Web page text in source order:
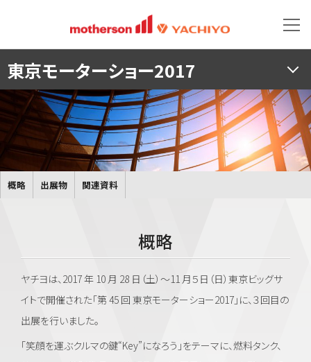
東京モーターショー2017
概略 出展物 関連資料
概略
ヤチヨは、2017 年 10 月 28 日（土）～11 月５日（日）東京ビッグサ
イトで開催された「第 45 回 東京モーターショー2017」に、３回目の
出展を行いました。
「笑顔を運ぶクルマの鍵“Key”になろう」をテーマに、燃料タンク、